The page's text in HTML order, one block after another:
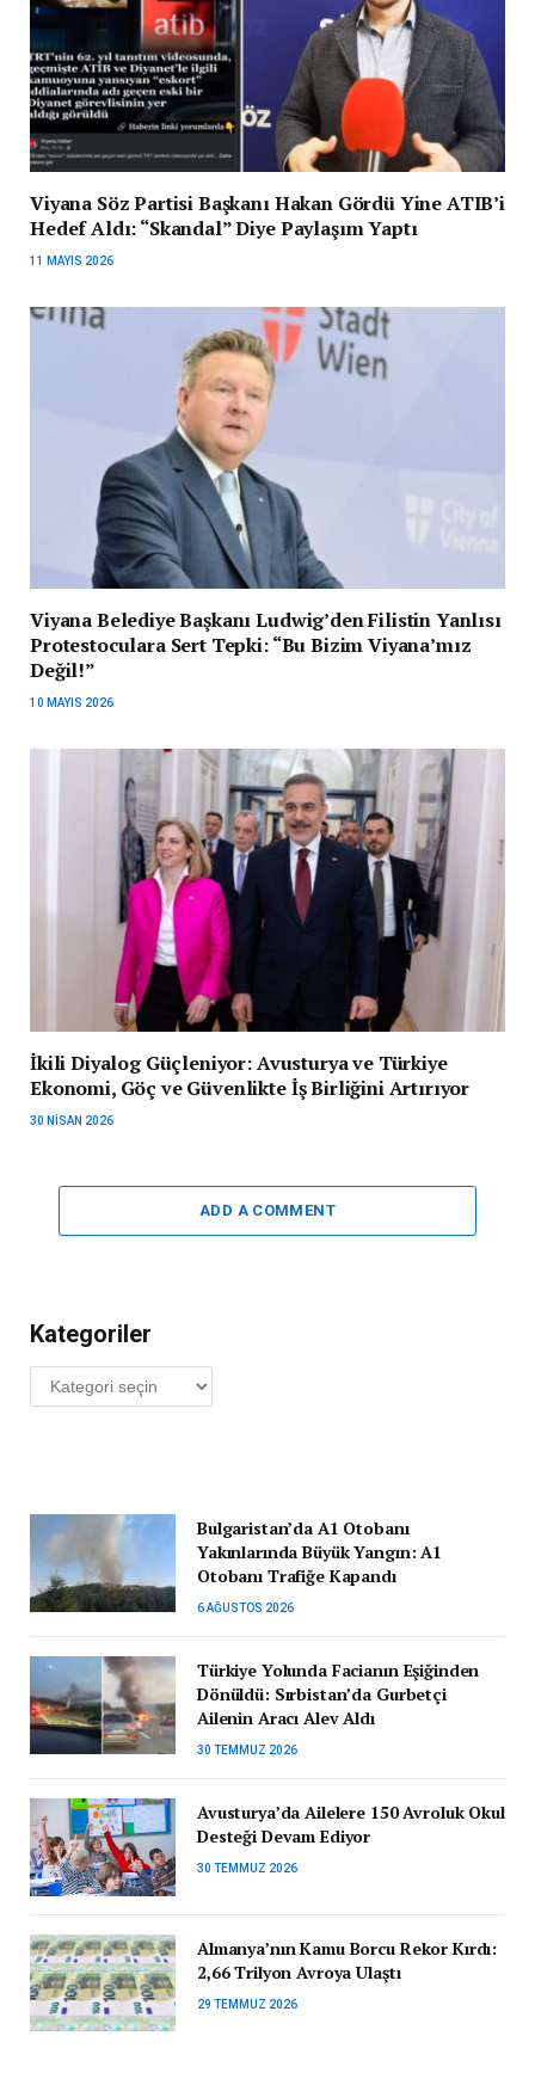
Viyana Söz Partisi Başkanı Hakan Gördü Yine ATIB’i
Hedef Aldı: “Skandal” Diye Paylaşım Yaptı
11 MAYIS 2026
Viyana Belediye Başkanı Ludwig’den Filistin Yanlısı
Protestoculara Sert Tepki: “Bu Bizim Viyana’mız
Değil!”
10 MAYIS 2026
İkili Diyalog Güçleniyor: Avusturya ve Türkiye
Ekonomi, Göç ve Güvenlikte İş Birliğini Artırıyor
30 NISAN 2026
ADD A COMMENT
Kategoriler
Kategoriler
Bulgaristan’da A1 Otobanı
Yakınlarında Büyük Yangın: A1
Otobanı Trafiğe Kapandı
6 AĞUSTOS 2026
Türkiye Yolunda Facianın Eşiğinden
Dönüldü: Sırbistan’da Gurbetçi
Ailenin Aracı Alev Aldı
30 TEMMUZ 2026
Avusturya’da Ailelere 150 Avroluk Okul
Desteği Devam Ediyor
30 TEMMUZ 2026
Almanya’nın Kamu Borcu Rekor Kırdı:
2,66 Trilyon Avroya Ulaştı
29 TEMMUZ 2026